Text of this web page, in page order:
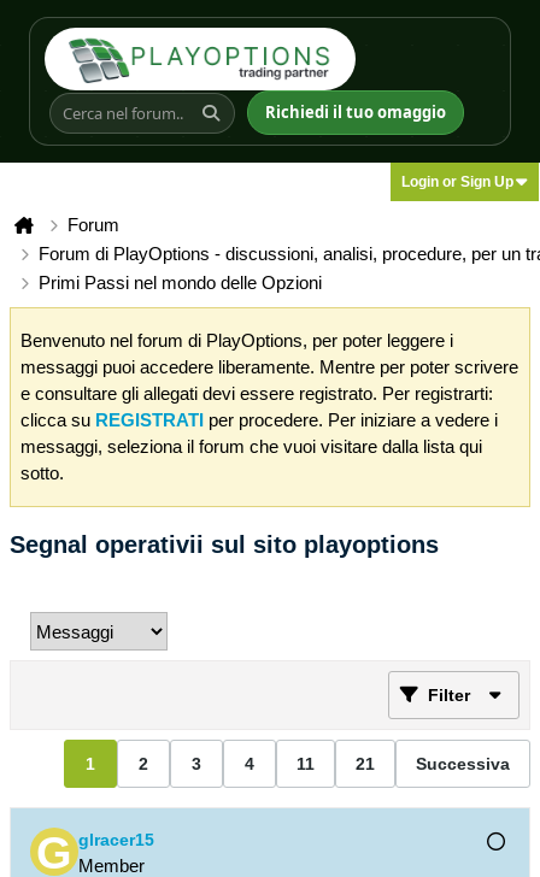
Richiedi il tuo omaggio
Login or Sign Up
Forum
Forum di PlayOptions - discussioni, analisi, procedure, per un
Primi Passi nel mondo delle Opzioni
Benvenuto nel forum di PlayOptions, per poter leggere i
messaggi puoi accedere liberamente. Mentre per poter scrivere
e consultare gli allegati devi essere registrato. Per registrarti:
clicca su REGISTRATI per procedere. Per iniziare a vedere i
messaggi, seleziona il forum che vuoi visitare dalla lista qui
sotto.
Segnal operativii sul sito playoptions
Filter
1 2 3 4 11 21 Successiva
glracer15
Member